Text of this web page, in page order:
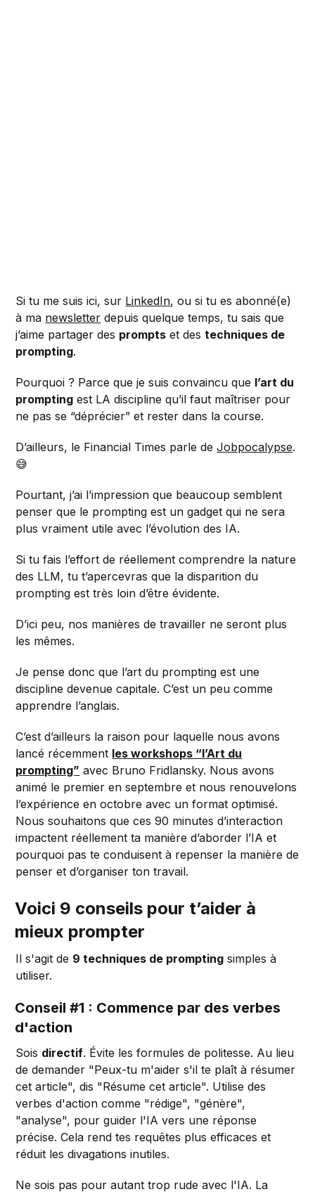
Si tu me suis ici, sur LinkedIn, ou si tu es abonné(e)
à ma newsletter depuis quelque temps, tu sais que
j’aime partager des prompts et destechniques de
prompting.
Pourquoi ? Parce que je suis convaincu que l’art du
prompting est LA discipline qu’il faut maîtriser pour
ne pas se “déprécier” et rester dans la course.
D’ailleurs, le Financial Times parle deJobpocalypse.
😅
Pourtant, j’ai l’impression que beaucoup semblent
penser que le prompting est un gadget qui ne sera
plus vraiment utile avec l’évolution des IA.
Si tu fais l’effort de réellement comprendre la nature
des LLM, tu t’apercevras que la disparition du
prompting est très loin d’être évidente.
D’ici peu, nos manières de travailler ne seront plus
les mêmes.
Je pense donc que l’art du prompting est une
discipline devenue capitale. C’est un peu comme
apprendre l’anglais.
C’est d’ailleurs la raison pour laquelle nous avons
lancé récemment les workshops “l’Art du
prompting” avec Bruno Fridlansky. Nous avons
animé le premier en septembre et nous renouvelons
l’expérience en octobre avec un format optimisé.
Nous souhaitons que ces 90 minutes d’interaction
impactent réellement ta manière d’aborder l’IA et
pourquoi pas te conduisent à repenser la manière de
penser et d’organiser ton travail.
Voici 9 conseils pour t’aider à
mieux prompter
Il s'agit de 9 techniques de prompting simples à
utiliser.
Conseil #1 : Commence par des verbes
d'action
Sois directif. Évite les formules de politesse. Au lieu
de demander "Peux-tu m'aider s'il te plaît à résumer
cet article", dis "Résume cet article". Utilise des
verbes d'action comme "rédige", "génère",
"analyse", pour guider l'IA vers une réponse
précise. Cela rend tes requêtes plus efficaces et
réduit les divagations inutiles.
Ne sois pas pour autant trop rude avec l'IA. La